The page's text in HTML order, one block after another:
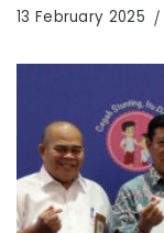
13 February 2025